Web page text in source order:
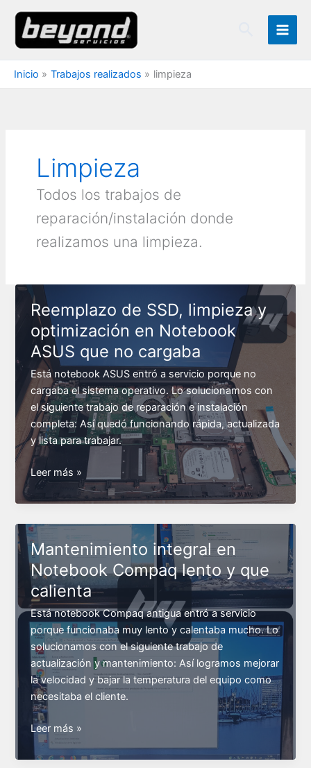
contenido
Buscar
Inicio Trabajos realizados limpieza
Limpieza
Todos los trabajos de
reparación/instalación donde
realizamos una limpieza.
Reemplazo de SSD, limpieza y
optimización en Notebook
ASUS que no cargaba
Está notebook ASUS entró a servicio porque no
cargaba el sistema operativo. Lo solucionamos con
el siguiente trabajo de reparación e instalación
completa: Así quedó funcionando rápida, actualizada
y lista para trabajar.
Reemplazo
de
SSD,
limpieza
y
optimización
en
Notebook
ASUS
que
no
cargaba
Leer más »
Mantenimiento integral en
Notebook Compaq lento y que
calienta
Está notebook Compaq antigua entró a servicio
porque funcionaba muy lento y calentaba mucho. Lo
solucionamos con el siguiente trabajo de
actualización y mantenimiento: Así logramos mejorar
la velocidad y bajar la temperatura del equipo como
necesitaba el cliente.
Mantenimiento
integral
en
Leer más »